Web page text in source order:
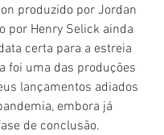
produzido por Jordan
por Henry Selick ainda
certa para a estreia
foi uma das produções
lançamentos adiados
embora já
de conclusão.